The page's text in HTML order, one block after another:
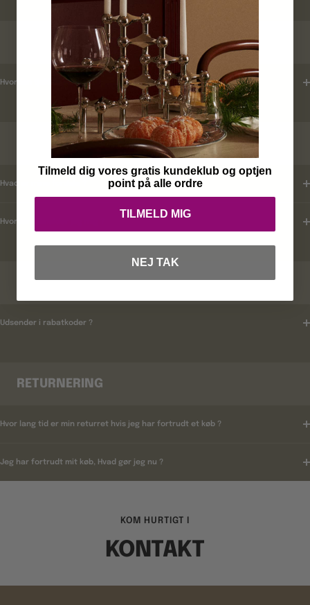
LEVERINGSTID
Hvordan tjekker jeg leveringstid ?
KUNDEKLUB
Hvad er mine fordele ?
Hvordan tilmelder jeg mig ?
RABATKODER
Udsender i rabatkoder ?
RETURNERING
Hvor lang tid er min returret hvis jeg har fortrudt et køb ?
Jeg har fortrudt mit køb, Hvad gør jeg nu ?
KOM HURTIGT I
KONTAKT
Tilmeld dig vores gratis kundeklub og optjen
point på alle ordre
TILMELD MIG
NEJ TAK